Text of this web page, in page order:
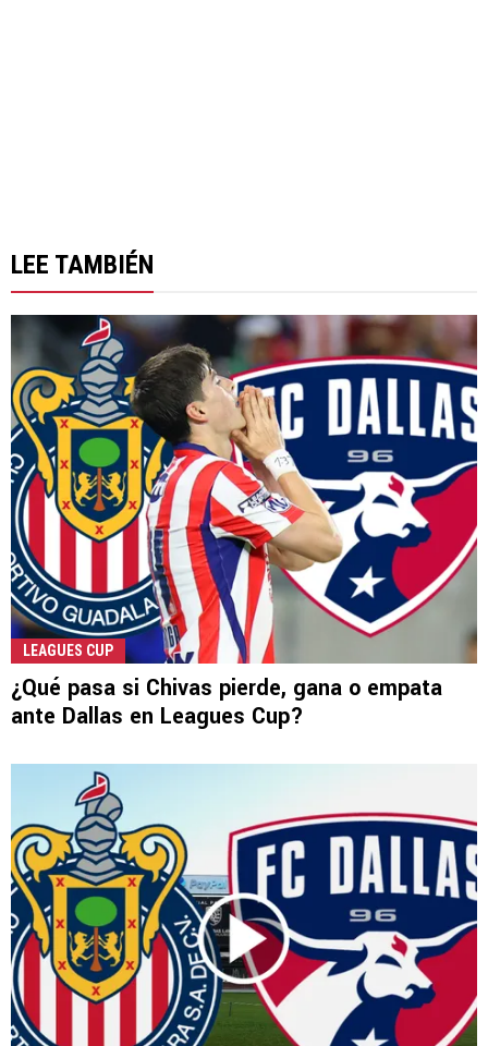
LEE TAMBIÉN
LEAGUES CUP
¿Qué pasa si Chivas pierde, gana o empata
ante Dallas en Leagues Cup?